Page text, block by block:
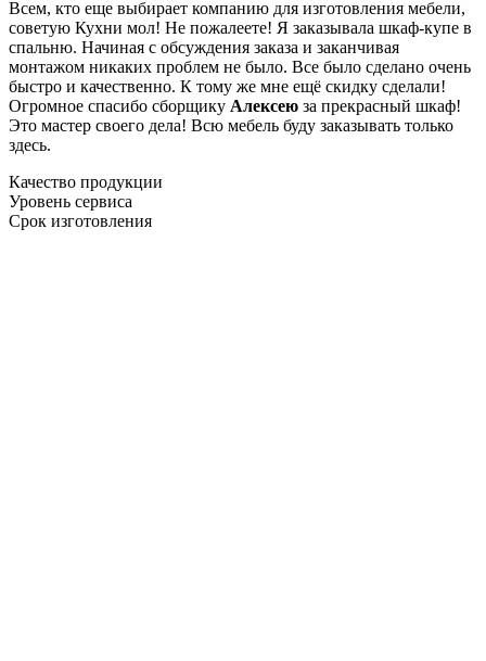
Всем, кто еще выбирает компанию для изготовления мебели,
советую Кухни мол! Не пожалеете! Я заказывала шкаф-купе в
спальню. Начиная с обсуждения заказа и заканчивая
монтажом никаких проблем не было. Все было сделано очень
быстро и качественно. К тому же мне ещё скидку сделали!
Огромное спасибо сборщику Алексею за прекрасный шкаф!
Это мастер своего дела! Всю мебель буду заказывать только
здесь.
Качество продукции
Уровень сервиса
Срок изготовления